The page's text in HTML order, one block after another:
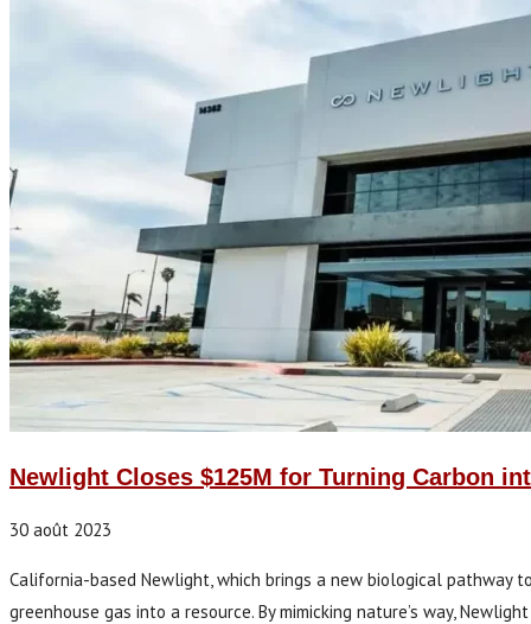
Newlight Closes $125M for Turning Carbon
30 août 2023
California-based Newlight, which brings a new biological pathway
greenhouse gas into a resource. By mimicking nature’s way,